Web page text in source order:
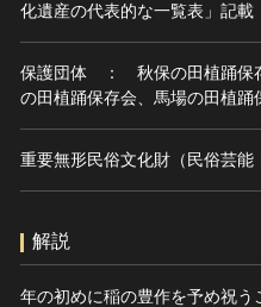
化遺産の代表的な一覧表」記載
保護団体 ： 秋保の田植踊保
の田植踊保存会、馬場の田植踊
重要無形民俗文化財（民俗芸
解説
年の初めに稲の豊作を予め祝う